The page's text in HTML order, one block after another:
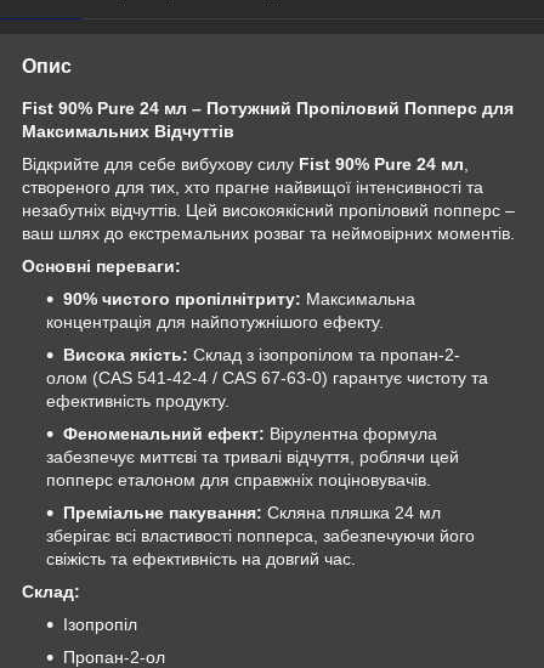
Опис
Fist 90% Pure 24 мл – Потужний Пропіловий Попперс для
Максимальних Відчуттів
Відкрийте для себе вибухову силу Fist 90% Pure 24 мл
створеного для тих, хто прагне найвищої інтенсивності та
незабутніх відчуттів. Цей високоякісний пропіловий попперс –
ваш шлях до екстремальних розваг та неймовірних моментів.
Основні переваги:
90% чистого пропілнітриту: Максимальна
концентрація для найпотужнішого ефекту.
Висока якість: Склад з ізопропілом та пропан-2-
олом (CAS 541-42-4 / CAS 67-63-0) гарантує чистоту та
ефективність продукту.
Феноменальний ефект: Вірулентна формула
забезпечує миттєві та тривалі відчуття, роблячи цей
попперс еталоном для справжніх поціновувачів.
Преміальне пакування: Скляна пляшка 24 мл
зберігає всі властивості попперса, забезпечуючи його
свіжість та ефективність на довгий час.
Склад:
Ізопропіл
Пропан-2-ол